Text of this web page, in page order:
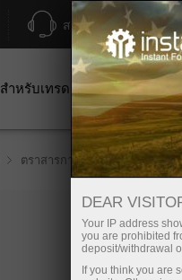
สนับสนุน
สำหรับเทรดเดอร์ สำหรับผู้เ
ตราสารการซื้อขาย
Hide chart
DEAR
Your IP address
you are prohibited
deposit/withdrawal
If you think you are